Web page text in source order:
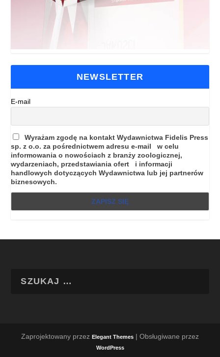
NEWSLETTER
E-mail
Wyrażam zgodę na kontakt Wydawnictwa Fidelis Press
sp. z o.o. za pośrednictwem adresu e-mail w celu
informowania o nowościach z branży zoologicznej,
wydarzeniach, przedstawiania ofert i informacji
handlowych dotyczących Wydawnictwa lub jej partnerów
biznesowych.
Zaprojektowany przez Elegant Themes | Obsługiwane przez
WordPress